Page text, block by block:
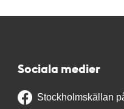
Sociala medier
Stockholmskällan